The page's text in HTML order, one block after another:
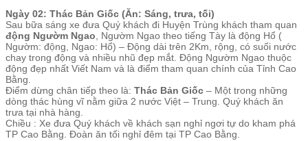
Ngày 02: Thác Bản Giốc (Ăn: Sáng, trưa, tối)
Sau bữa sáng xe đưa Quý khách đi Huyện Trùng khách tham quan
động Ngườm Ngao , Ngườm Ngao theo tiếng Tày là động Hổ (
Ngườm: động, Ngao: Hổ) – Động dài trên 2Km, rộng, có suối nước
chay trong động và nhiều nhũ đẹp mắt. Động Ngườm Ngao thuộc
động đẹp nhất Viết Nam và là điểm tham quan chính của Tỉnh Cao
Bằng.
Điểm dừng chân tiếp theo là: Thác Bản Giốc – Một trong những
dòng thác hùng vĩ nằm giữa 2 nước Việt – Trung. Quý khách ăn
trưa tại nhà hàng.
Chiều : Xe đưa Quý khách về khách sạn nghỉ ngơi tự do kham phá
TP Cao Bằng. Đoàn ăn tối nghỉ đêm tại TP Cao Bằng.